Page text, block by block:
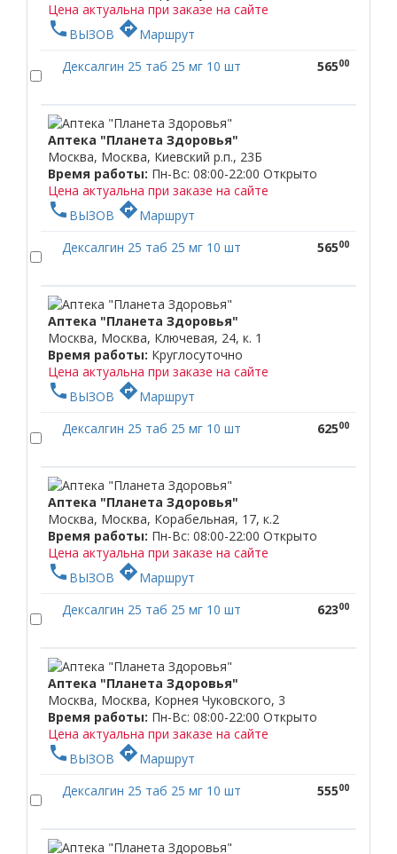
Цена актуальна при заказе на сайте
phone ВЫЗОВ directionsМаршрут
Дексалгин 25 таб 25 мг 10 шт
56500
Аптека "Планета Здоровья"
Москва, Москва, Киевский р.п., 23Б
Время работы: Пн-Вс: 08:00-22:00 Открыто
Цена актуальна при заказе на сайте
phone ВЫЗОВ directionsМаршрут
Дексалгин 25 таб 25 мг 10 шт
56500
Аптека "Планета Здоровья"
Москва, Москва, Ключевая, 24, к. 1
Время работы: Круглосуточно
Цена актуальна при заказе на сайте
phone ВЫЗОВ directionsМаршрут
Дексалгин 25 таб 25 мг 10 шт
62500
Аптека "Планета Здоровья"
Москва, Москва, Корабельная, 17, к.2
Время работы: Пн-Вс: 08:00-22:00 Открыто
Цена актуальна при заказе на сайте
phone ВЫЗОВ directionsМаршрут
Дексалгин 25 таб 25 мг 10 шт
62300
Аптека "Планета Здоровья"
Москва, Москва, Корнея Чуковского, 3
Время работы: Пн-Вс: 08:00-22:00 Открыто
Цена актуальна при заказе на сайте
phone ВЫЗОВ directionsМаршрут
Дексалгин 25 таб 25 мг 10 шт
55500